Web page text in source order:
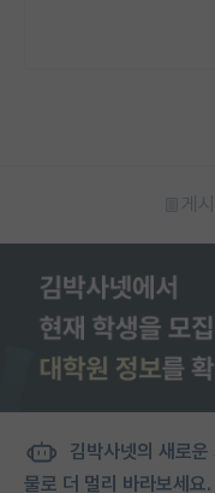
게
김박사넷의 새로
물로 더 멀리 바라보세요.